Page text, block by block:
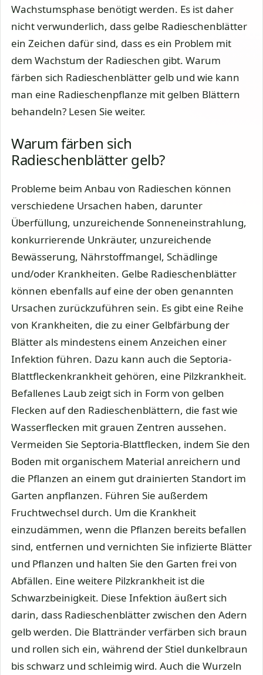
Wachstumsphase benötigt werden. Es ist daher
nicht verwunderlich, dass gelbe Radieschenblätter
ein Zeichen dafür sind, dass es ein Problem mit
dem Wachstum der Radieschen gibt. Warum
färben sich Radieschenblätter gelb und wie kann
man eine Radieschenpflanze mit gelben Blättern
behandeln? Lesen Sie weiter.
Warum färben sich
Radieschenblätter gelb?
Probleme beim Anbau von Radieschen können
verschiedene Ursachen haben, darunter
Überfüllung, unzureichende Sonneneinstrahlung,
konkurrierende Unkräuter, unzureichende
Bewässerung, Nährstoffmangel, Schädlinge
und/oder Krankheiten. Gelbe Radieschenblätter
können ebenfalls auf eine der oben genannten
Ursachen zurückzuführen sein. Es gibt eine Reihe
von Krankheiten, die zu einer Gelbfärbung der
Blätter als mindestens einem Anzeichen einer
Infektion führen. Dazu kann auch die Septoria-
Blattfleckenkrankheit gehören, eine Pilzkrankheit.
Befallenes Laub zeigt sich in Form von gelben
Flecken auf den Radieschenblättern, die fast wie
Wasserflecken mit grauen Zentren aussehen.
Vermeiden Sie Septoria-Blattflecken, indem Sie den
Boden mit organischem Material anreichern und
die Pflanzen an einem gut drainierten Standort im
Garten anpflanzen. Führen Sie außerdem
Fruchtwechsel durch. Um die Krankheit
einzudämmen, wenn die Pflanzen bereits befallen
sind, entfernen und vernichten Sie infizierte Blätter
und Pflanzen und halten Sie den Garten frei von
Abfällen. Eine weitere Pilzkrankheit ist die
Schwarzbeinigkeit. Diese Infektion äußert sich
darin, dass Radieschenblätter zwischen den Adern
gelb werden. Die Blattränder verfärben sich braun
und rollen sich ein, während der Stiel dunkelbraun
bis schwarz und schleimig wird. Auch die Wurzeln